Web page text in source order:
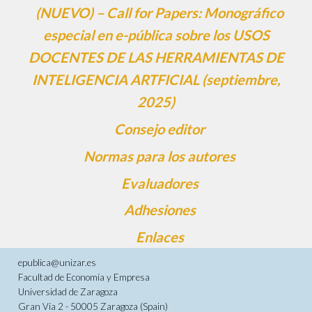
(NUEVO) – Call for Papers: Monográfico
especial en e-pública sobre los USOS
DOCENTES DE LAS HERRAMIENTAS DE
INTELIGENCIA ARTFICIAL (septiembre,
2025)
Consejo editor
Normas para los autores
Evaluadores
Adhesiones
Enlaces
epublica@unizar.es
Facultad de Economía y Empresa
Universidad de Zaragoza
Gran Vía 2 - 50005 Zaragoza (Spain)